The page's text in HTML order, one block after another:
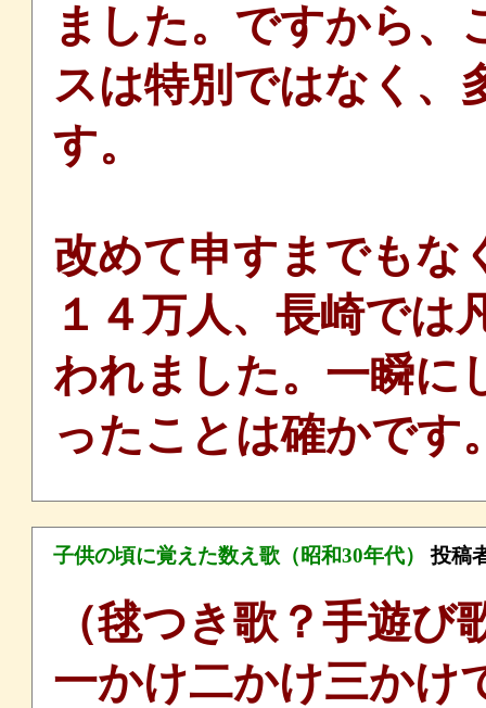
ました。ですから、
スは特別ではなく、
す。
改めて申すまでもな
１４万人、長崎では
われました。一瞬に
ったことは確かです
子供の頃に覚えた数え歌（昭和30年代） 投稿
（毬つき歌？手遊び
一かけ二かけ三か